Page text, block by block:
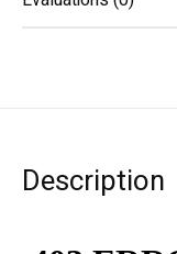
Description